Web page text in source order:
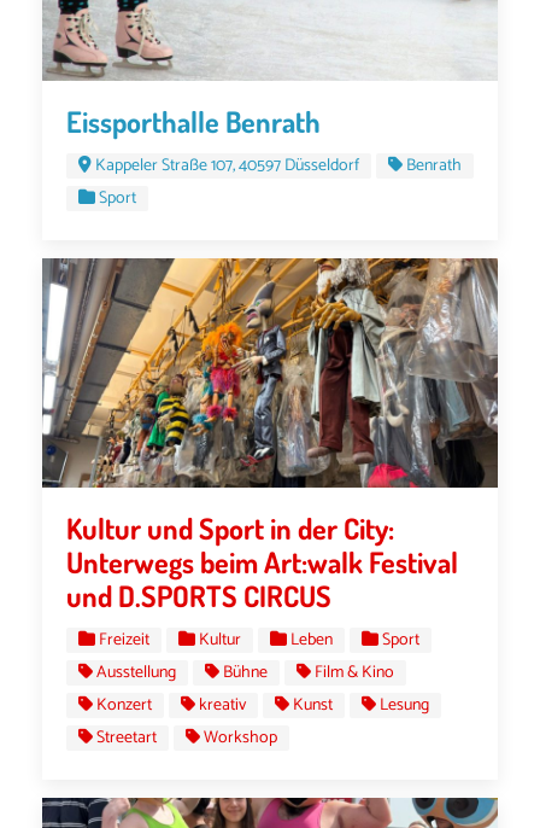
Eissporthalle Benrath
Kappeler Straße 107, 40597 Düsseldorf
Benrath
Sport
Kultur und Sport in der City:
Unterwegs beim Art:walk Festival
und D.SPORTS CIRCUS
Freizeit Kultur Leben
Sport
Ausstellung
Bühne
Film & Kino
Konzert
kreativ Kunst
Lesung
Streetart
Workshop